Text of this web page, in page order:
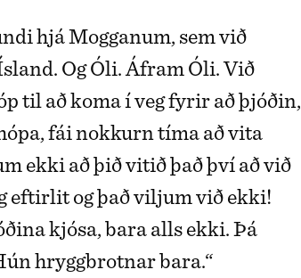
hjá Mogganum, sem við
Og Óli. Áfram Óli. Við
til að koma í veg fyrir að þjóðin,
fái nokkurn tíma að vita
ekki að þið vitið það því að við
eftirlit og það viljum við ekki!
kjósa, bara alls ekki. Þá
hryggbrotnar bara.“